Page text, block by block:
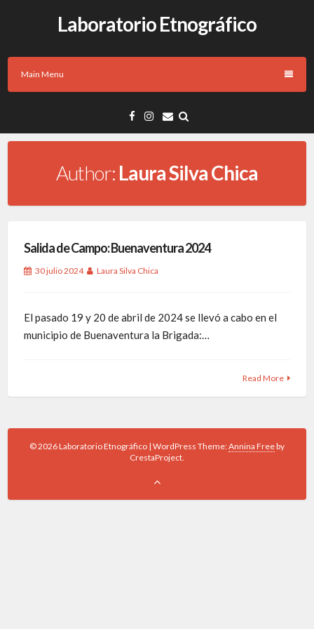
Laboratorio Etnográfico
Main Menu
Author: Laura Silva Chica
Salida de Campo: Buenaventura 2024
30 julio 2024 Laura Silva Chica
El pasado 19 y 20 de abril de 2024 se llevó a cabo en el
municipio de Buenaventura la Brigada:…
Read More
© 2026 Laboratorio Etnográfico | WordPress Theme:Annina Freeby
CrestaProject.